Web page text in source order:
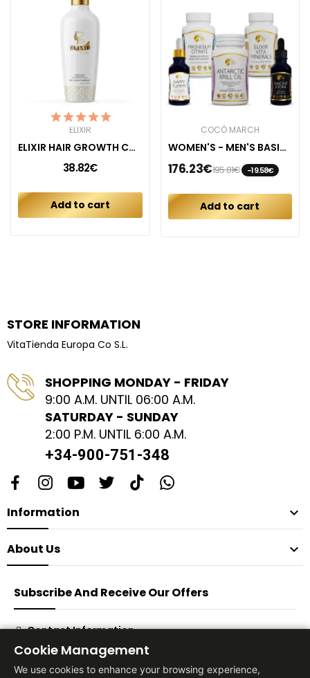
ELIXIR
ELIXIR HAIR GROWTH CONDITIONER
38.82€
Add to cart
COCÓ MARCH
WOMEN'S - MEN'S BASIC KIT
176.23€195.81€ -19.58€
Add to cart
STORE INFORMATION
VitaTienda Europa Co S.L.
SHOPPING MONDAY - FRIDAY
9:00 A.M. UNTIL 06:00 A.M.
SATURDAY - SUNDAY
2:00 P.M. UNTIL 6:00 A.M.
+34-900-751-348
Information 
About Us 
Subscribe And Receive Our Offers
Contact Information
Cookie Management
We use cookies to enhance your browsing experience,